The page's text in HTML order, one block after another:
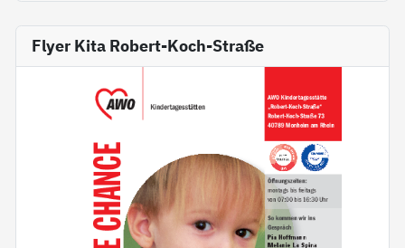
Flyer Kita Robert-Koch-Straße